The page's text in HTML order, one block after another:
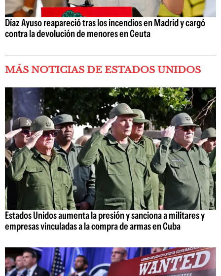
Díaz Ayuso reapareció tras los incendios en Madrid y cargó
contra la devolución de menores en Ceuta
MÁS NOTICIAS DE ESTADOS UNIDOS
Estados Unidos aumenta la presión y sanciona a militares y
empresas vinculadas a la compra de armas en Cuba